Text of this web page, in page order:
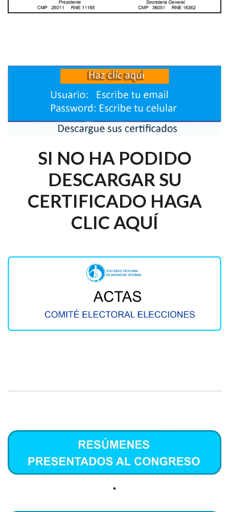
SI NO HA PODIDO
DESCARGAR SU
CERTIFICADO HAGA
CLIC AQUÍ